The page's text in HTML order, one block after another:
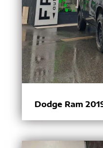
Dodge Ram